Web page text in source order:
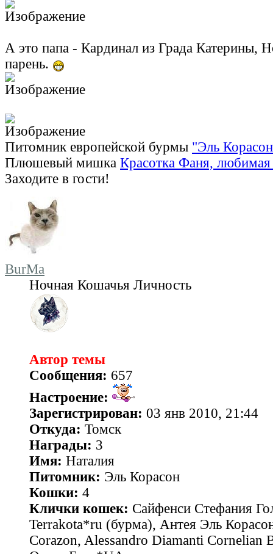
А это папа - Кардинал из Града Катерины,
парень.
Питомник европейской бурмы "Эль
Плюшевый мишка Красотка Фаня, любимая
Заходите в гости!
BurMa
Ночная Кошачья Личность
Автор темы
Сообщения: 657
Настроение:
Зарегистрирован: 03 янв 2010, 21:44
Откуда: Томск
Награды: 3
Имя: Наталия
Питомник: Эль Корасон
Кошки: 4
Клички кошек: Сайфенси Стефания
Terrakota*ru (бурма), Антея Эль
Corazon, Alessandro Diamanti Cornelian